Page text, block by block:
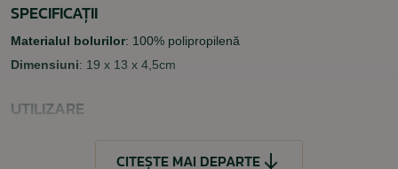
SPECIFICAȚII
Materialul bolurilor: 100% polipropilenă
Dimensiuni: 19 x 13 x 4,5cm
UTILIZARE
CITEȘTE MAI DEPARTE